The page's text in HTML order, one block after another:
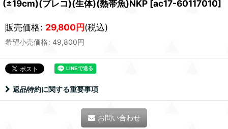
(±19cm)(プレコ)(生体)(熱帯魚)NKP [ac17-60117010]
販売価格: 29,800円(税込)
希望小売価格: 49,800円
返品特約に関する重要事項
お問い合わせ